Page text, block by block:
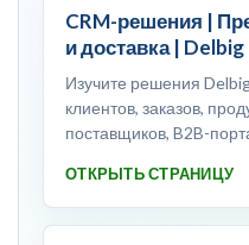
CRM-решения |
и доставка | Delbig
Изучите решения
клиентов, заказов,
поставщиков, B2B-
ОТКРЫТЬ СТРАНИЦУ